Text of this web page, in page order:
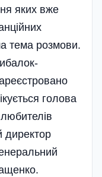
яких вже
тема розмови.
голова
директор